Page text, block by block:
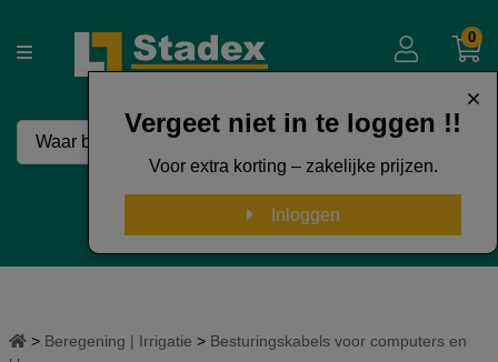
Vergeet niet in te loggen !!
Voor extra korting – zakelijke prijzen.
Inloggen
0
50 Jaar Stadex
Beregening | Irrigatie
Besturingskabels voor computers en